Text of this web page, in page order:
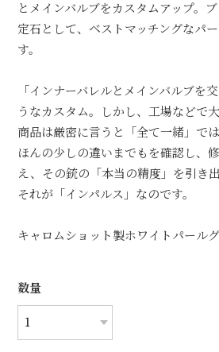
とメインバルブをカスタムアップ。
定石として、ベストマッチングなパ
す。
「インナーバレルとメインバルブを
うなカスタム。しかし、工場などで
商品は厳密に言うと「全て一緒」で
ほんの少しの違いまでもを確認し、
え、その銃の「本当の精度」を引き
それが「インパルス」なのです。
キャロムショット製ホワイトパール
数量